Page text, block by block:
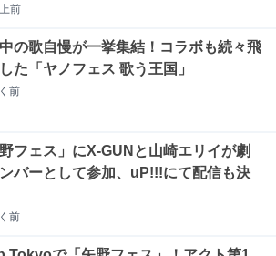
前
の歌自慢が一挙集結！コラボも続々飛
た「ヤノフェス 歌う王国」
前
野フェス」にX-GUNと山崎エリイが劇
バーとして参加、uP!!!にて配信も決
前